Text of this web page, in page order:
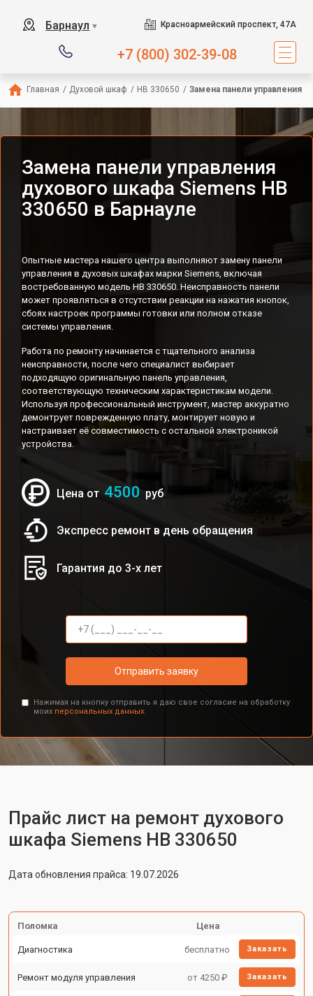
Барнаул ▼ Красноармейский проспект, 47А
+7 (800) 302-39-08
Главная / Духовой шкаф / HB 330650 / Замена панели управления
Замена панели управления
духового шкафа Siemens HB
330650 в Барнауле
Опытные мастера нашего центра выполняют замену панели
управления в духовых шкафах марки Siemens, включая
востребованную модель HB 330650. Неисправность панели
может проявляться в отсутствии реакции на нажатия кнопок,
сбоях настроек программы готовки или полном отказе
системы управления.
Работа по ремонту начинается с тщательного анализа
неисправности, после чего специалист выбирает
подходящую оригинальную панель управления,
соответствующую техническим характеристикам модели.
Используя профессиональный инструмент, мастер аккуратно
демонтрует поврежденную плату, монтирует новую и
настраивает её совместимость с остальной электроникой
устройства.
Цена от 4500 руб
Экспресс ремонт в день обращения
Гарантия до 3-х лет
Отправить заявку
Нажимая на кнопку отправить я даю свое согласие на обработку
моих персональных данных.
Прайс лист на ремонт духового
шкафа Siemens HB 330650
Дата обновления прайса: 19.07.2026
Поломка Цена
Диагностика бесплатно Заказать
Ремонт модуля управления от 4250 ₽ Заказать